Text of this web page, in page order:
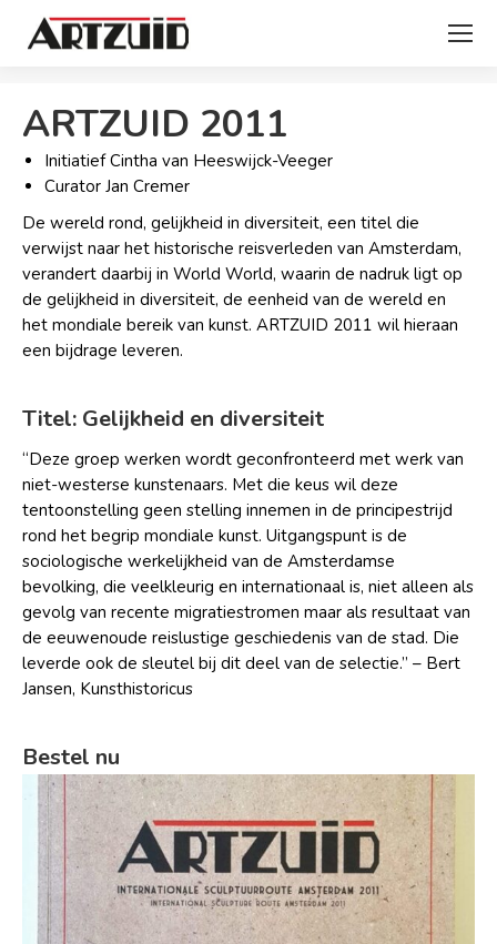
ARTZUID 2011
Initiatief Cintha van Heeswijck-Veeger
Curator Jan Cremer
De wereld rond, gelijkheid in diversiteit, een titel die
verwijst naar het historische reisverleden van Amsterdam,
verandert daarbij in World World, waarin de nadruk ligt op
de gelijkheid in diversiteit, de eenheid van de wereld en
het mondiale bereik van kunst. ARTZUID 2011 wil hieraan
een bijdrage leveren.
Titel: Gelijkheid en diversiteit
“Deze groep werken wordt geconfronteerd met werk van
niet-westerse kunstenaars. Met die keus wil deze
tentoonstelling geen stelling innemen in de principestrijd
rond het begrip mondiale kunst. Uitgangspunt is de
sociologische werkelijkheid van de Amsterdamse
bevolking, die veelkleurig en internationaal is, niet alleen als
gevolg van recente migratiestromen maar als resultaat van
de eeuwenoude reislustige geschiedenis van de stad. Die
leverde ook de sleutel bij dit deel van de selectie.” – Bert
Jansen, Kunsthistoricus
Bestel nu